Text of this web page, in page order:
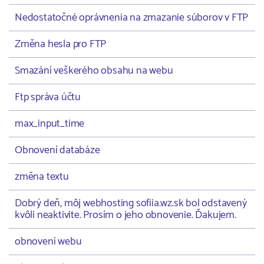
Nedostatočné oprávnenia na zmazanie súborov v FTP
Změna hesla pro FTP
Smazání veškerého obsahu na webu
Ftp správa účtu
max_input_time
Obnovení databáze
změna textu
Dobrý deň, môj webhosting sofiia.wz.sk bol odstavený
kvôli neaktivite. Prosím o jeho obnovenie. Ďakujem.
obnovení webu